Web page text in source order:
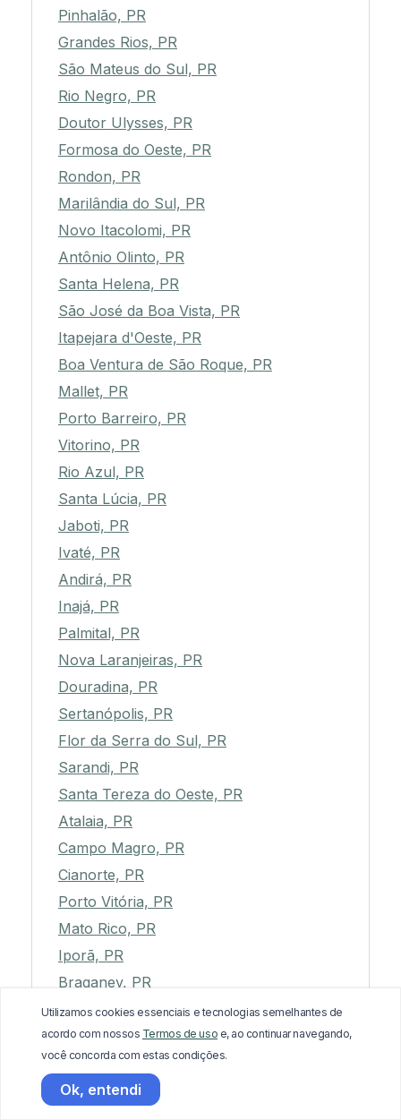
Pinhalão, PR
Grandes Rios, PR
São Mateus do Sul, PR
Rio Negro, PR
Doutor Ulysses, PR
Formosa do Oeste, PR
Rondon, PR
Marilândia do Sul, PR
Novo Itacolomi, PR
Antônio Olinto, PR
Santa Helena, PR
São José da Boa Vista, PR
Itapejara d'Oeste, PR
Boa Ventura de São Roque, PR
Mallet, PR
Porto Barreiro, PR
Vitorino, PR
Rio Azul, PR
Santa Lúcia, PR
Jaboti, PR
Ivaté, PR
Andirá, PR
Inajá, PR
Palmital, PR
Nova Laranjeiras, PR
Douradina, PR
Sertanópolis, PR
Flor da Serra do Sul, PR
Sarandi, PR
Santa Tereza do Oeste, PR
Atalaia, PR
Campo Magro, PR
Cianorte, PR
Porto Vitória, PR
Mato Rico, PR
Iporã, PR
Braganey, PR
Balsa Nova, PR
Tijucas do Sul, PR
Ampére, PR
Umuarama, PR
Utilizamos cookies essenciais e tecnologias semelhantes de
acordo com nossos Termos de uso e, ao continuar navegando,
você concorda com estas condições.
Ok, entendi